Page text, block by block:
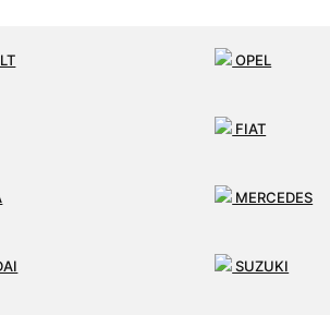
OPEL
FIAT
MERCEDES
SUZUKI